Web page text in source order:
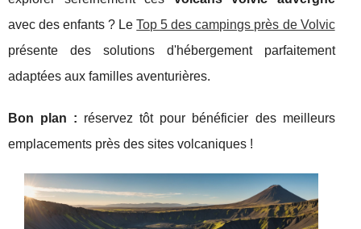
avec desenfants ? LeTop 5 des campings près de Volvic
présente des solutions d'hébergement parfaitement
adaptées aux familles aventurières.
Bon plan : réservez tôt pour bénéficier des meilleurs
emplacements près des sites volcaniques !